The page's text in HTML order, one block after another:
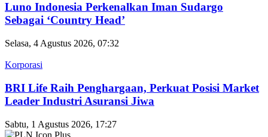
Luno Indonesia Perkenalkan Iman Sudargo
Sebagai ‘Country Head’
Selasa, 4 Agustus 2026, 07:32
Korporasi
BRI Life Raih Penghargaan, Perkuat Posisi Market
Leader Industri Asuransi Jiwa
Sabtu, 1 Agustus 2026, 17:27